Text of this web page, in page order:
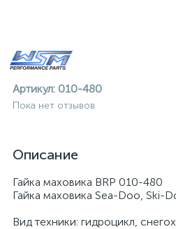
Артикул: 010-480
Пока нет отзывов
Описание
Гайка маховика BRP 010-480
Гайка маховика Sea-Doo, Ski-
Вид техники: гидроцикл,